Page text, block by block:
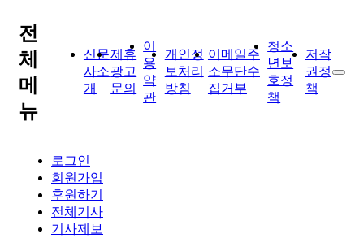
전
체
메
뉴
신문
사소
개
제휴
광고
문의
이
용
약
관
개인정
보처리
방침
이메일주
소무단수
집거부
청소
년보
호정
책
저작
권정
책
로그인
회원가입
후원하기
전체기사
기사제보